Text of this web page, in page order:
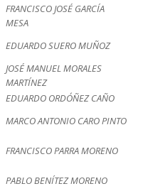
FRANCISCO JOSÉ GARCÍA
MESA
EDUARDO SUERO MUÑOZ
JOSÉ MANUEL MORALES
MARTÍNEZ
EDUARDO ORDÓÑEZ CAÑO
MARCO ANTONIO CARO PINTO
FRANCISCO PARRA MORENO
PABLO BENÍTEZ MORENO